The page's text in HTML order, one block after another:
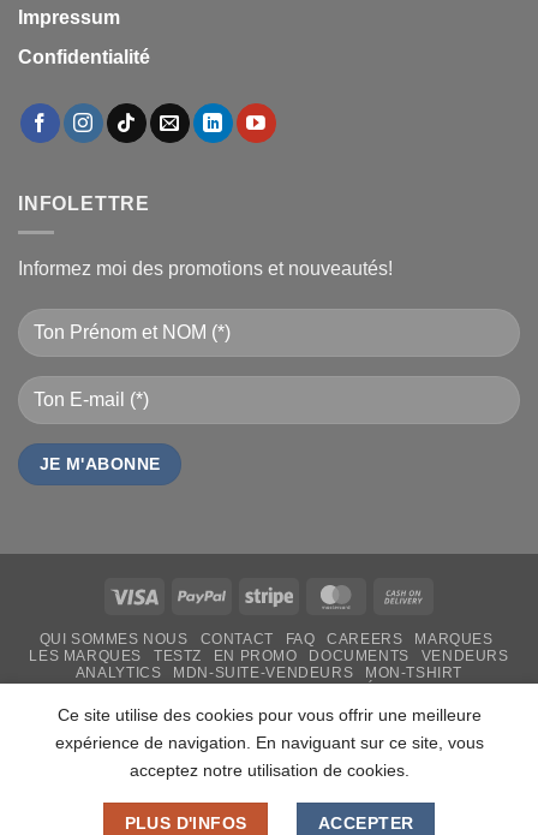
Impressum
Confidentialité
INFOLETTRE
Informez moi des promotions et nouveautés!
Visa PayPal Stripe MasterCard
Delivery
QUI SOMMES NOUS CONTACT FAQ CAREERS
MARQUES
LES MARQUES
TESTZ EN PROMO DOCUMENTS
VENDEURS
ANALYTICS
MDN-SUITE-VENDEURS
MON-TSHIRT
IMPRESSION PERSONNALISÉE
FÊTE DES MÈRES 31 MAI 2026 CAMEROUN
PASS LIVRAISON & SERVICE
Copyright 2026 © MADON DEV
Ce site utilise des cookies pour vous offrir une meilleure
expérience de navigation. En naviguant sur ce site, vous
acceptez notre utilisation de cookies.
PLUS D'INFOS ACCEPTER